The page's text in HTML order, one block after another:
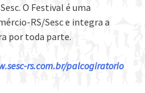
O Festival é uma
RS/Sesc e integra a
por toda parte.
rs.com.br/palcogiratorio